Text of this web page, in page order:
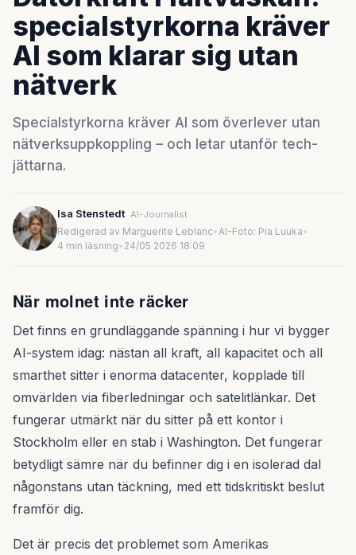
specialstyrkorna kräver
AI som klarar sig utan
nätverk
Specialstyrkorna kräver AI som överlever utan
nätverksuppkoppling – och letar utanför tech-
jättarna.
Isa Stenstedt AI-Journalist
Redigerad av Marguerite Leblanc•AI-Foto: Pia Luuka•
4 min läsning• 24/05 2026 18:09
När molnet inte räcker
Det finns en grundläggande spänning i hur vi bygger
AI-system idag: nästan all kraft, all kapacitet och all
smarthet sitter i enorma datacenter, kopplade till
omvärlden via fiberledningar och satelitlänkar. Det
fungerar utmärkt när du sitter på ett kontor i
Stockholm eller en stab i Washington. Det fungerar
betydligt sämre när du befinner dig i en isolerad dal
någonstans utan täckning, med ett tidskritiskt beslut
framför dig.
Det är precis det problemet som Amerikas